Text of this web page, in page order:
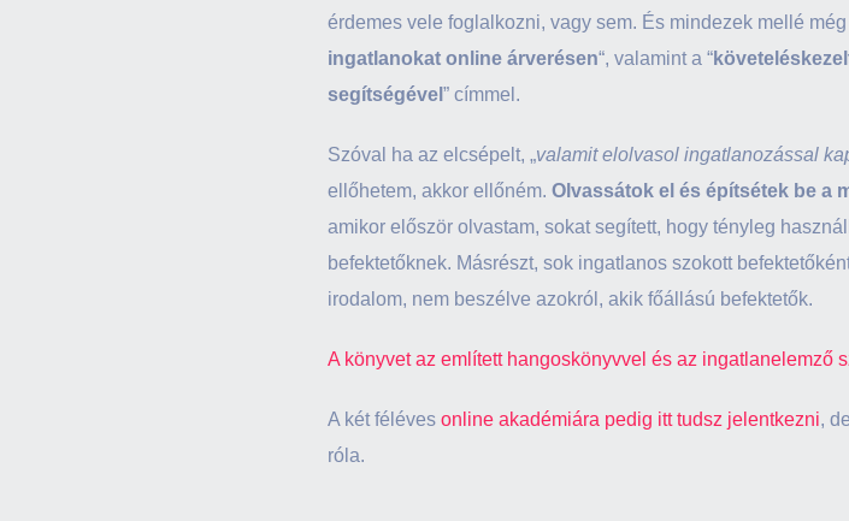
érdemes vele foglalkozni, vagy sem. És mindezek mellé
ingatlanokat online árverésen“, valamint a “
segítségével ” címmel.
Szóval ha az elcsépelt, „valamit elolvasol ingatlanozással
ellőhetem, akkor ellőném. Olvassátok el és építsétek be a
amikor először olvastam, sokat segített, hogy tényleg
befektetőknek. Másrészt, sok ingatlanos szokott
irodalom, nem beszélve azokról, akik főállású befektetők.
A könyvet az említett hangoskönyvvel és az ingatlanelemző
A két féléves online akadémiára pedig itt tudsz jelentkezni,
róla.